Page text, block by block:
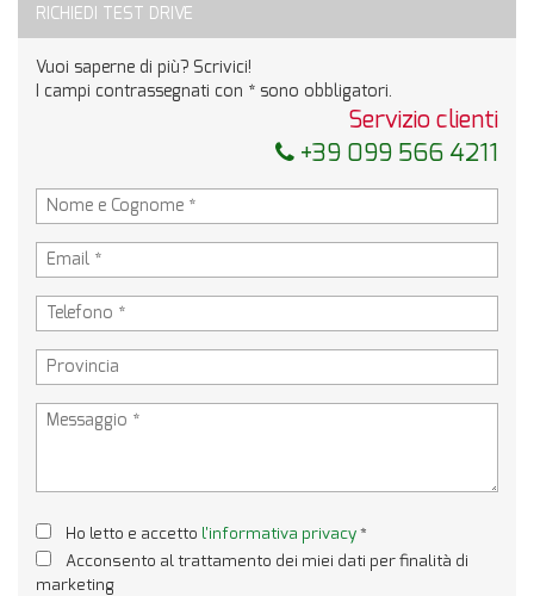
Invia la tua richiesta
RICHIEDI TEST DRIVE
Vuoi saperne di più? Scrivici!
I campi contrassegnati con * sono obbligatori.
Servizio clienti
+39 099 566 4211
Ho letto e accetto l'informativa privacy*
Acconsento al trattamento dei miei dati per finalità di
marketing